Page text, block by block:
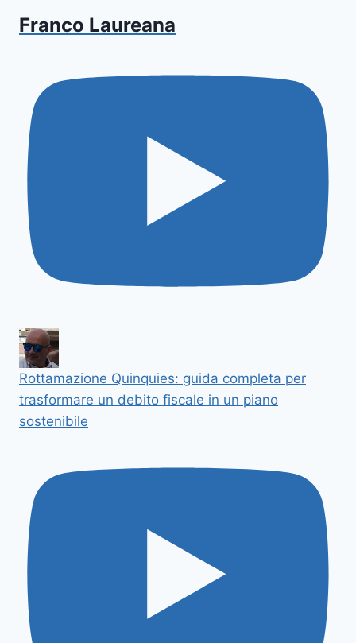
Franco Laureana
Rottamazione Quinquies: guida completa per
trasformare un debito fiscale in un piano
sostenibile